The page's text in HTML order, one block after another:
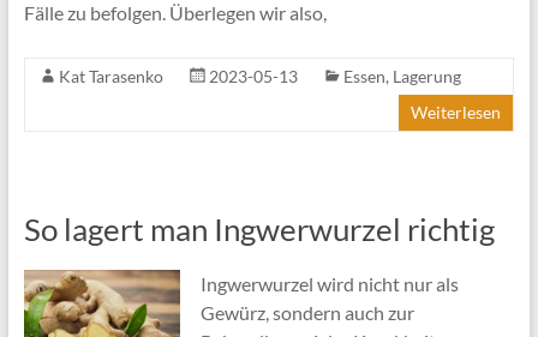
Fälle zu befolgen. Überlegen wir also,
Kat Tarasenko 2023-05-13 Essen, Lagerung
Weiterlesen
So lagert man Ingwerwurzel richtig
Ingwerwurzel wird nicht nur als
Gewürz, sondern auch zur